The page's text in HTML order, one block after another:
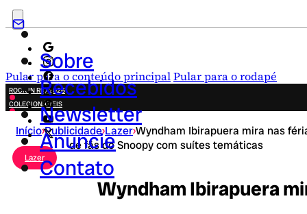
Pular para o conteúdo principalPular para o rodapé
Sobre
Recebidos
Newsletter
Anuncie
Contato
ROCK IN RIO 2026
COLECIONÁVEIS
FESTA JUNINA
NOVIDADES
CAMPANHAS CRIATIVAS
Início›Publicidade›Lazer›Wyndham Ibirapuera mira nas
de fãs do Snoopy com suítes temáticas
Lazer
Wyndham Ibirapuera